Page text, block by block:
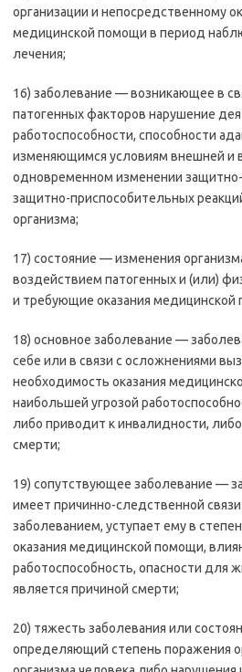
организации и непосредственному
медицинской помощи в период
лечения;
16) заболевание — возникающее в
патогенных факторов нарушение
работоспособности, способности
изменяющимся условиям внешней и
одновременном изменении
защитно-приспособительных
организма;
17) состояние — изменения
воздействием патогенных и (или)
и требующие оказания медицинской
18) основное заболевание —
себе или в связи с осложнениями
необходимость оказания
наибольшей угрозой
либо приводит к инвалидности,
смерти;
19) сопутствующее заболевание —
имеет причинно-следственной
заболеванием, уступает ему в
оказания медицинской помощи,
работоспособность, опасности для
является причиной смерти;
20) тяжесть заболевания или
определяющий степень поражения